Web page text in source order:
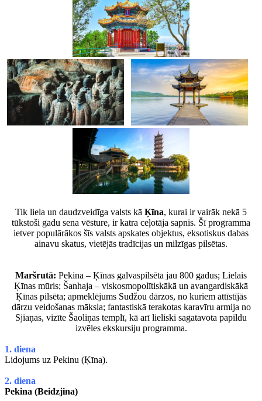
Tik liela un daudzveidīga valsts kā Ķīna, kurai ir vairāk nekā 5
tūkstoši gadu sena vēsture, ir katra ceļotāja sapnis. Šī programma
ietver populārākos šīs valsts apskates objektus, eksotiskus dabas
ainavu skatus, vietējās tradīcijas un milzīgas pilsētas.
Maršrutā: Pekina – Ķīnas galvaspilsēta jau 800 gadus; Lielais
Ķīnas mūris; Šanhaja – viskosmopolītiskākā un avangardiskākā
Ķīnas pilsēta; apmeklējums Sudžou dārzos, no kuriem attīstījās
dārzu veidošanas māksla; fantastiskā terakotas karavīru armija no
Sjiaņas, vizīte Šaoliņas templī, kā arī lieliski sagatavota papildu
izvēles ekskursiju programma.
1. diena
Lidojums uz Pekinu (Ķīna).
2. diena
Pekina (Beidzjina)